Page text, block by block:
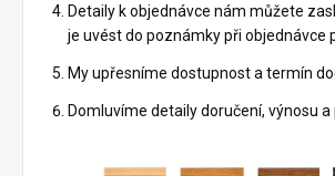
Detaily k objednávce nám můžete
je uvést do poznámky při objednávce
My upřesníme dostupnost a termín
Domluvíme detaily doručení, výnosu